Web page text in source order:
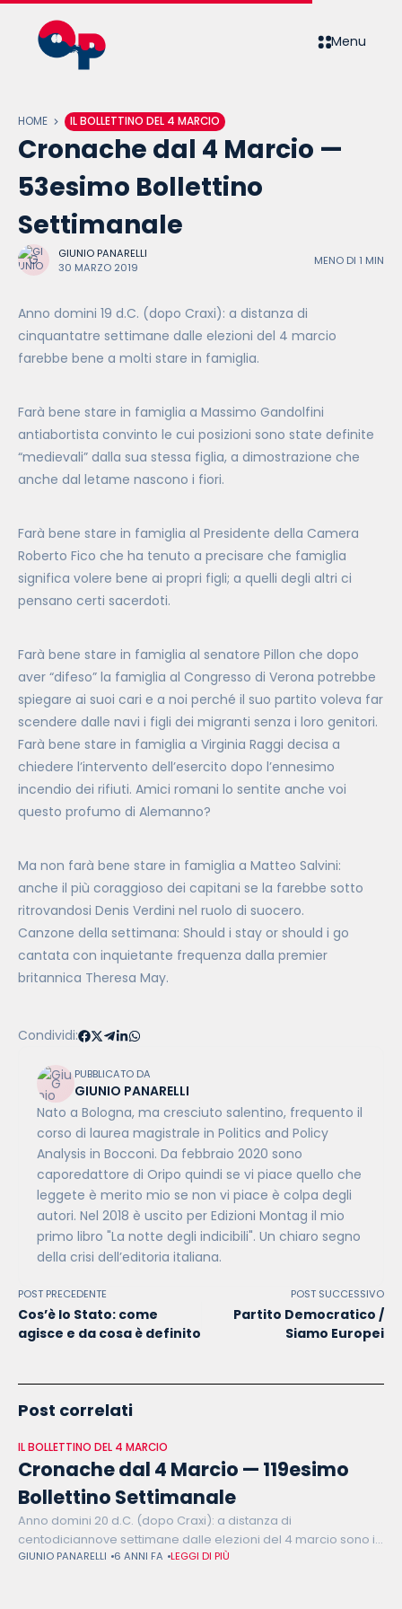
Menu
HOME IL BOLLETTINO DEL 4 MARCIO
Cronache dal 4 Marcio —
53esimo Bollettino
Settimanale
GIUNIO PANARELLI
30 MARZO 2019
MENO DI 1 MIN
Anno domini 19 d.C. (dopo Craxi): a distanza di
cinquantatre settimane dalle elezioni del 4 marcio
farebbe bene a molti stare in famiglia.
Farà bene stare in famiglia a Massimo Gandolfini
antiabortista convinto le cui posizioni sono state definite
“medievali” dalla sua stessa figlia, a dimostrazione che
anche dal letame nascono i fiori.
Farà bene stare in famiglia al Presidente della Camera
Roberto Fico che ha tenuto a precisare che famiglia
significa volere bene ai propri figli; a quelli degli altri ci
pensano certi sacerdoti.
Farà bene stare in famiglia al senatore Pillon che dopo
aver “difeso” la famiglia al Congresso di Verona potrebbe
spiegare ai suoi cari e a noi perché il suo partito voleva far
scendere dalle navi i figli dei migranti senza i loro genitori.
Farà bene stare in famiglia a Virginia Raggi decisa a
chiedere l’intervento dell’esercito dopo l’ennesimo
incendio dei rifiuti. Amici romani lo sentite anche voi
questo profumo di Alemanno?
Ma non farà bene stare in famiglia a Matteo Salvini:
anche il più coraggioso dei capitani se la farebbe sotto
ritrovandosi Denis Verdini nel ruolo di suocero.
Canzone della settimana: Should i stay or should i go
cantata con inquietante frequenza dalla premier
britannica Theresa May.
Condividi:
PUBBLICATO DA
GIUNIO PANARELLI
Nato a Bologna, ma cresciuto salentino, frequento il
corso di laurea magistrale in Politics and Policy
Analysis in Bocconi. Da febbraio 2020 sono
caporedattore di Oripo quindi se vi piace quello che
leggete è merito mio se non vi piace è colpa degli
autori. Nel 2018 è uscito per Edizioni Montag il mio
primo libro "La notte degli indicibili". Un chiaro segno
della crisi dell’editoria italiana.
POST PRECEDENTE
Cos’è lo Stato: come
agisce e da cosa è definito
POST SUCCESSIVO
Partito Democratico /
Siamo Europei
Post correlati
IL BOLLETTINO DEL 4 MARCIO
Cronache dal 4 Marcio — 119esimo
Bollettino Settimanale
Anno domini 20 d.C. (dopo Craxi): a distanza di
centodiciannove settimane dalle elezioni del 4 marcio sono in
tanti a essere sicuri di tornare a scuola. È sicuro di tornare
GIUNIO PANARELLI 6 ANNI FA LEGGI DI PIÙ